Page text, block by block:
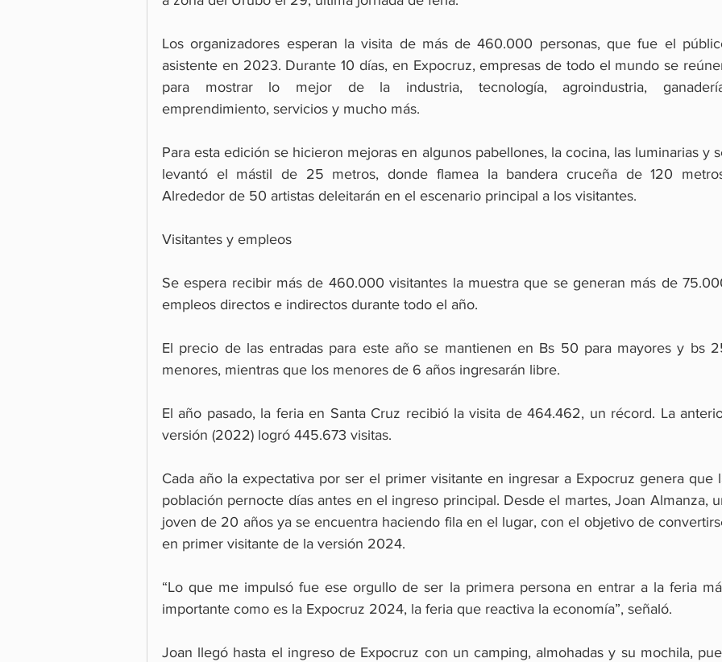
Los organizadores esperan la visita de más de 460.000 personas, que fue el
asistente en 2023. Durante 10 días, en Expocruz, empresas de todo el mundo se
para mostrar lo mejor de la industria, tecnología, agroindustria,
emprendimiento, servicios y mucho más.
Para esta edición se hicieron mejoras en algunos pabellones, la cocina, las luminarias y
levantó el mástil de 25 metros, donde flamea la bandera cruceña de 120
Alrededor de 50 artistas deleitarán en el escenario principal a los visitantes.
Visitantes y empleos
Se espera recibir más de 460.000 visitantes la muestra que se generan más de
empleos directos e indirectos durante todo el año.
El precio de las entradas para este año se mantienen en Bs 50 para mayores y bs
menores, mientras que los menores de 6 años ingresarán libre.
El año pasado, la feria en Santa Cruz recibió la visita de 464.462, un récord. La
versión (2022) logró 445.673 visitas.
Cada año la expectativa por ser el primer visitante en ingresar a Expocruz genera que
población pernocte días antes en el ingreso principal. Desde el martes, Joan Almanza,
joven de 20 años ya se encuentra haciendo fila en el lugar, con el objetivo de
en primer visitante de la versión 2024.
“Lo que me impulsó fue ese orgullo de ser la primera persona en entrar a la feria
importante como es la Expocruz 2024, la feria que reactiva la economía”, señaló.
Joan llegó hasta el ingreso de Expocruz con un camping, almohadas y su mochila,